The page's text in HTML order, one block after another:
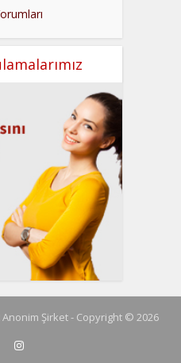
Şirket - Copyright © 2026